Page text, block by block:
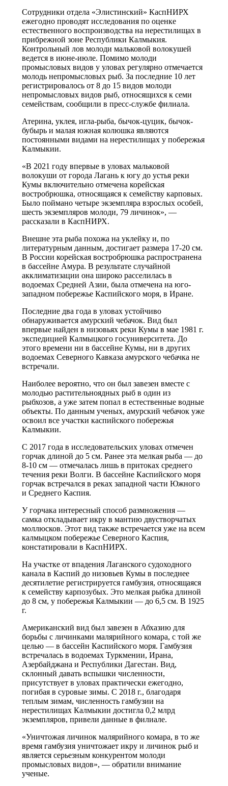
Сотрудники отдела «Элистинский» КаспНИРХ
ежегодно проводят исследования по оценке
естественного воспроизводства на нерестилищах в
прибрежной зоне Республики Калмыкия.
Контрольный лов молоди мальковой волокушей
ведется в июне-июле. Помимо молоди
промысловых видов у уловах регулярно отмечается
молодь непромысловых рыб. За последние 10 лет
регистрировалось от 8 до 15 видов молоди
непромысловых видов рыб, относящихся к семи
семействам, сообщили в пресс-службе филиала.
Атерина, уклея, игла-рыба, бычок-цуцик, бычок-
бубырь и малая южная колюшка являются
постоянными видами на нерестилищах у побережья
Калмыкии.
«В 2021 году впервые в уловах мальковой
волокуши от города Лагань к югу до устья реки
Кумы включительно отмечена корейская
востробрюшка, относящаяся к семейству карповых.
Было поймано четыре экземпляра взрослых особей,
шесть экземпляров молоди, 79 личинок», —
рассказали в КаспНИРХ.
Внешне эта рыба похожа на уклейку и, по
литературным данным, достигает размера 17-20 см.
В России корейская востробрюшка распространена
в бассейне Амура. В результате случайной
акклиматизации она широко расселилась в
водоемах Средней Азии, была отмечена на юго-
западном побережье Каспийского моря, в Иране.
Последние два года в уловах устойчиво
обнаруживается амурский чебачок. Вид был
впервые найден в низовьях реки Кумы в мае 1981 г.
экспедицией Калмыцкого госуниверситета. До
этого времени ни в бассейне Кумы, ни в других
водоемах Северного Кавказа амурского чебачка не
встречали.
Наиболее вероятно, что он был завезен вместе с
молодью растительноядных рыб в один из
рыбхозов, а уже затем попал в естественные водные
объекты. По данным ученых, амурский чебачок уже
освоил все участки каспийского побережья
Калмыкии.
С 2017 года в исследовательских уловах отмечен
горчак длиной до 5 см. Ранее эта мелкая рыба — до
8-10 см — отмечалась лишь в притоках среднего
течения реки Волги. В бассейне Каспийского моря
горчак встречался в реках западной части Южного
и Среднего Каспия.
У горчака интересный способ размножения —
самка откладывает икру в мантию двустворчатых
моллюсков. Этот вид также встречается уже на всем
калмыцком побережье Северного Каспия,
констатировали в КаспНИРХ.
На участке от впадения Лаганского судоходного
канала в Каспий до низовьев Кумы в последнее
десятилетие регистрируется гамбузия, относящаяся
к семейству карпозубых. Это мелкая рыбка длиной
до 8 см, у побережья Калмыкии — до 6,5 см. В 1925
г.
Американский вид был завезен в Абхазию для
борьбы с личинками малярийного комара, с той же
целью — в бассейн Каспийского моря. Гамбузия
встречалась в водоемах Туркмении, Ирана,
Азербайджана и Республики Дагестан. Вид,
склонный давать вспышки численности,
присутствует в уловах практически ежегодно,
погибая в суровые зимы. С 2018 г., благодаря
теплым зимам, численность гамбузии на
нерестилищах Калмыкии достигла 0,2 млрд
экземпляров, привели данные в филиале.
«Уничтожая личинок малярийного комара, в то же
время гамбузия уничтожает икру и личинок рыб и
является серьезным конкурентом молоди
промысловых видов», — обратили внимание
ученые.